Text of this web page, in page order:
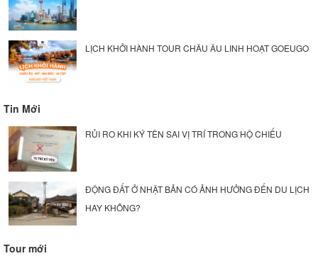
LỊCH KHỞI HÀNH TOUR CHÂU ÂU LINH HOẠT GOEUGO
Tin Mới
RỦI RO KHI KÝ TÊN SAI VỊ TRÍ TRONG HỘ CHIẾU
ĐỘNG ĐẤT Ở NHẬT BẢN CÓ ẢNH HƯỞNG ĐẾN DU LỊCH
HAY KHÔNG?
Tour mới